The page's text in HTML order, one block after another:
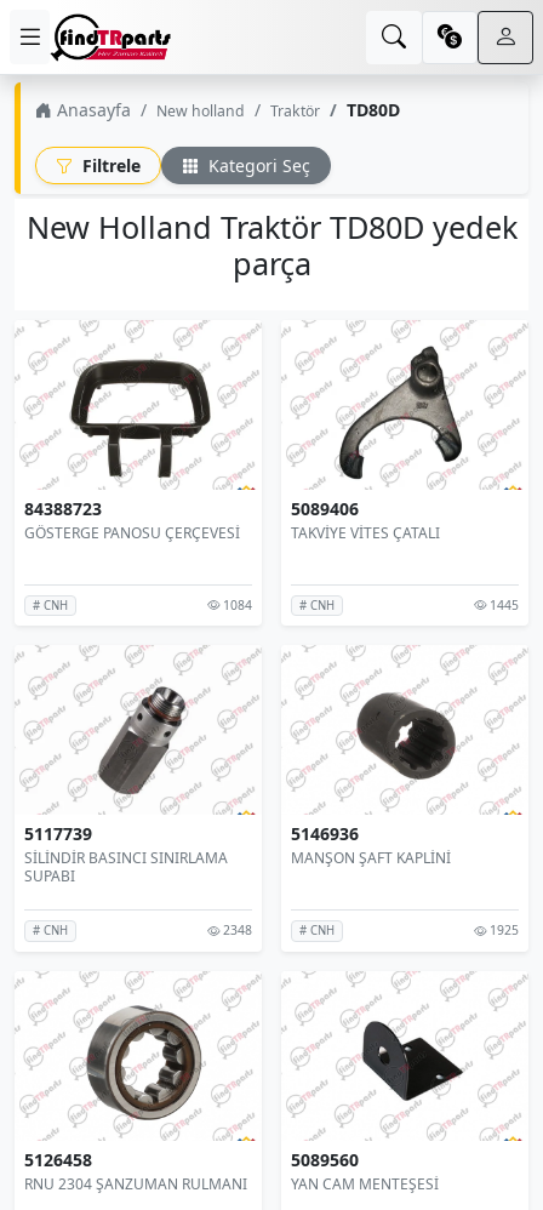
Anasayfa New holland Traktör TD80D
Filtrele Kategori Seç
New Holland Traktör TD80D yedek
parça
84388723
GÖSTERGE PANOSU ÇERÇEVESİ
# CNH 1084
5089406
TAKVİYE VİTES ÇATALI
# CNH 1445
5117739
SİLİNDİR BASINCI SINIRLAMA
SUPABI
# CNH 2348
5146936
MANŞON ŞAFT KAPLİNİ
# CNH 1925
5126458
RNU 2304 ŞANZUMAN RULMANI
5089560
YAN CAM MENTEŞESİ